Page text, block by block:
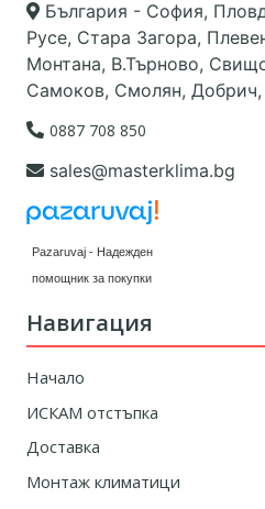
България - София,
Русе, Стара Загора,
Монтана, В.Търново,
Самоков, Смолян,
0887 708 850
sales@masterklima.bg
Pazaruvaj - Надежден
помощник за покупки
Навигация
Начало
ИСКАМ отстъпка
Доставка
Монтаж климатици